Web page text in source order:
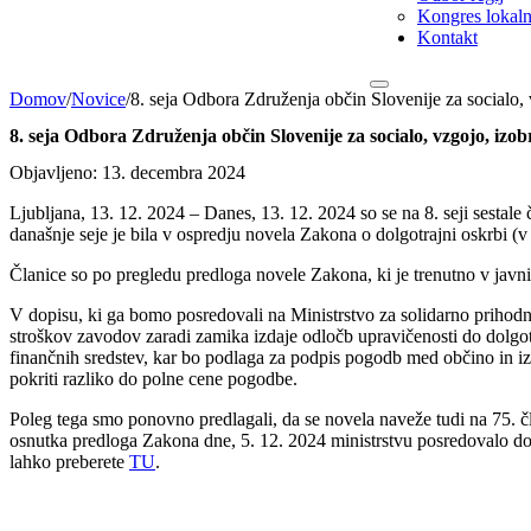
Kongres
Kontakt
Domov/Novice/8. seja Odbora Združenja občin Slovenije za
8. seja Odbora Združenja občin Slovenije za socialo, vzgojo,
Objavljeno: 13. decembra 2024
Ljubljana, 13. 12. 2024 – Danes, 13. 12. 2024 so se na 8. seji
današnje seje je bila v ospredju novela Zakona o dolgotrajni oskrbi
Članice so po pregledu predloga novele Zakona, ki je trenutno v
V dopisu, ki ga bomo posredovali na Ministrstvo za solidarno
stroškov zavodov zaradi zamika izdaje odločb upravičenosti do
finančnih sredstev, kar bo podlaga za podpis pogodb med občino
pokriti razliko do polne cene pogodbe.
Poleg tega smo ponovno predlagali, da se novela naveže tudi na
osnutka predloga Zakona dne, 5. 12. 2024 ministrstvu posredovalo
lahko preberete TU.